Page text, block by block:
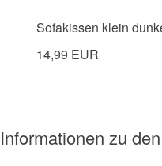
Sofakissen klein
14,99 EUR
Informationen zu